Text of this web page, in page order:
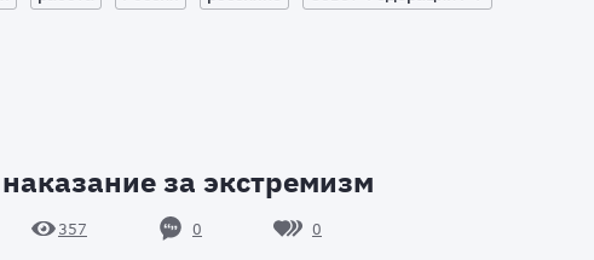
за экстремизм
357 0 0